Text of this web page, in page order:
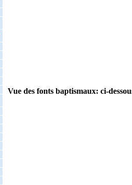
Vue des fonts baptismaux: ci-